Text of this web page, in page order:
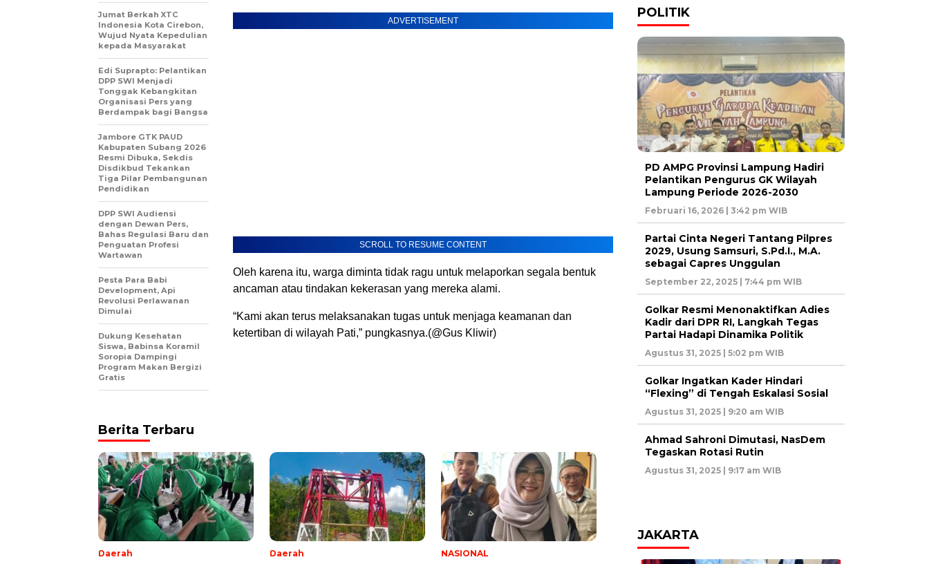
ADVERTISEMENT
SCROLL TO RESUME CONTENT
Oleh karena itu, warga diminta tidak ragu untuk melaporkan segala bentuk
ancaman atau tindakan kekerasan yang mereka alami.
“Kami akan terus melaksanakan tugas untuk menjaga keamanan dan
ketertiban di wilayah Pati,” pungkasnya.(@Gus Kliwir)
Jumat Berkah XTC
Indonesia Kota Cirebon,
Wujud Nyata Kepedulian
kepada Masyarakat
Edi Suprapto: Pelantikan
DPP SWI Menjadi
Tonggak Kebangkitan
Organisasi Pers yang
Berdampak bagi Bangsa
Jambore GTK PAUD
Kabupaten Subang 2026
Resmi Dibuka, Sekdis
Disdikbud Tekankan
Tiga Pilar Pembangunan
Pendidikan
DPP SWI Audiensi
dengan Dewan Pers,
Bahas Regulasi Baru dan
Penguatan Profesi
Wartawan
Pesta Para Babi
Development, Api
Revolusi Perlawanan
Dimulai
Dukung Kesehatan
Siswa, Babinsa Koramil
Soropia Dampingi
Program Makan Bergizi
Gratis
Berita Terbaru
Daerah Daerah NASIONAL
POLITIK
PD AMPG Provinsi Lampung Hadiri
Pelantikan Pengurus GK Wilayah
Lampung Periode 2026-2030
Februari 16, 2026 | 3:42 pm WIB
Partai Cinta Negeri Tantang Pilpres
2029, Usung Samsuri, S.Pd.I., M.A.
sebagai Capres Unggulan
September 22, 2025 | 7:44 pm WIB
Golkar Resmi Menonaktifkan Adies
Kadir dari DPR RI, Langkah Tegas
Partai Hadapi Dinamika Politik
Agustus 31, 2025 | 5:02 pm WIB
Golkar Ingatkan Kader Hindari
“Flexing” di Tengah Eskalasi Sosial
Agustus 31, 2025 | 9:20 am WIB
Ahmad Sahroni Dimutasi, NasDem
Tegaskan Rotasi Rutin
Agustus 31, 2025 | 9:17 am WIB
JAKARTA